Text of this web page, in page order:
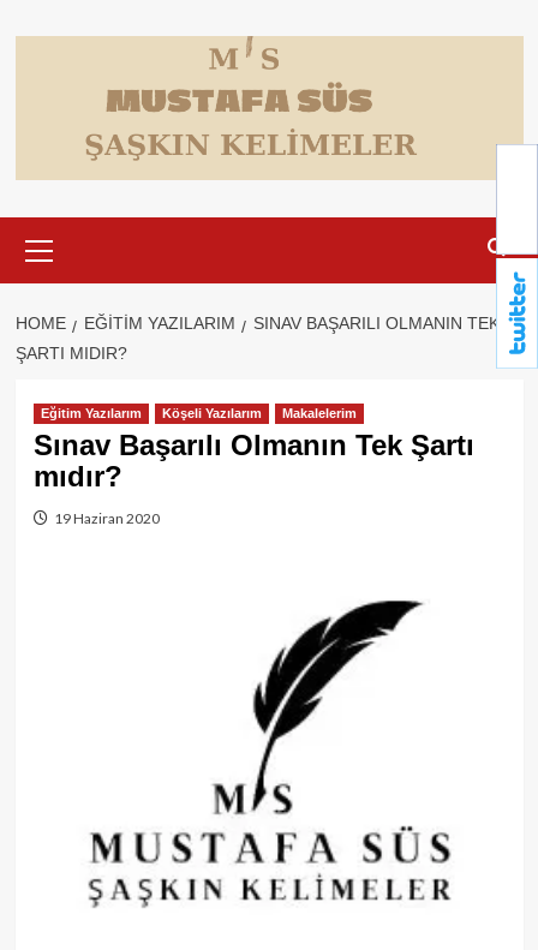
to
Menu
HOME EĞITIM YAZILARIM
SINAV BAŞARILI OLMANIN TEK
ŞARTI MIDIR?
Eğitim Yazılarım Köşeli Yazılarım Makalelerim
Sınav Başarılı Olmanın Tek Şartı
mıdır?
19 Haziran 2020